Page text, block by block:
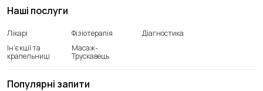
Наші послуги
Лікарі Фізіотерапія
Діагностика
Ін’єкції та
крапельниці
Масаж-
Трускавець
Популярні запити